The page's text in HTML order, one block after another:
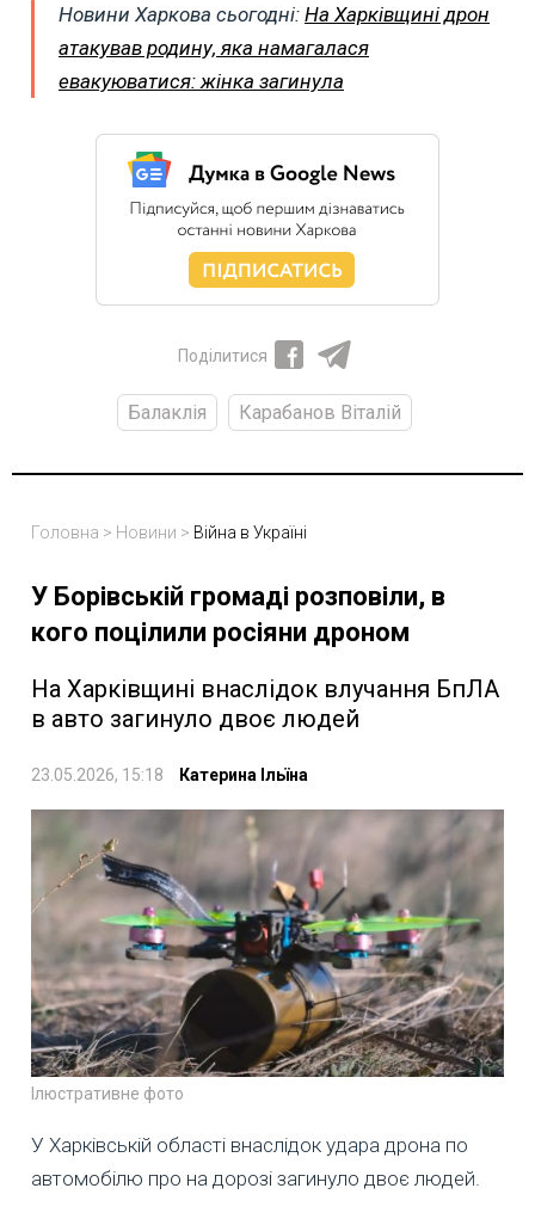
Новини Харкова сьогодні: На Харківщині дрон
атакував родину, яка намагалася
евакуюватися: жінка загинула
Поділитися
Балаклія Карабанов Віталій
Головна > Новини > Війна в Україні
У Борівській громаді розповіли, в
кого поцілили росіяни дроном
На Харківщині внаслідок влучання БпЛА
в авто загинуло двоє людей
23.05.2026, 15:18 Катерина Ільїна
Ілюстративне фото
У Харківській області внаслідок удара дрона по
автомобілю про на дорозі загинуло двоє людей.